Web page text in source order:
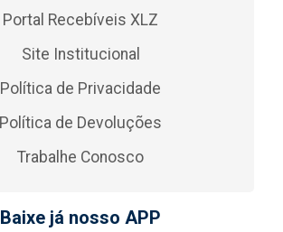
Portal Recebíveis XLZ
Site Institucional
Política de Privacidade
Política de Devoluções
Trabalhe Conosco
Baixe já nosso APP